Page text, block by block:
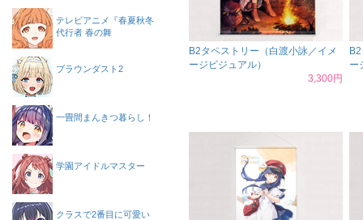
B2タペストリー（白渡小詠／イメ
ージビジュアル）
3,300円
ー
テレビアニメ『春夏秋冬
代行者 春の舞
ブラウンダスト2
一畳間まんきつ暮らし！
学園アイドルマスター
クラスで2番目に可愛い